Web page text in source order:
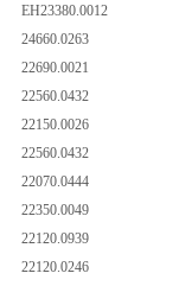
EH23380.0012
24660.0263
22690.0021
22560.0432
22150.0026
22560.0432
22070.0444
22350.0049
22120.0939
22120.0246